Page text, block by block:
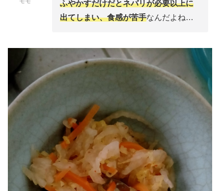
ふやかすだけだとネバリが必要以上に
出てしまい、食感が苦手なんだよね…